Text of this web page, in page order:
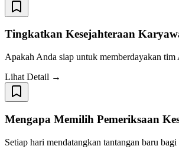
Tingkatkan Kesejahteraan
Apakah Anda siap untuk memberdayakan
Lihat Detail →
Mengapa Memilih Pemeriksaan
Setiap hari mendatangkan tantangan baru